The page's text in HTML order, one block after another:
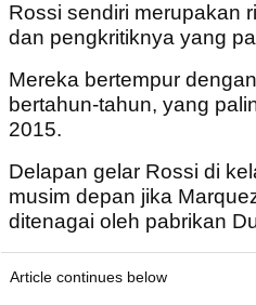
Rossi sendiri merupakan
dan pengkritiknya yang
Mereka bertempur
bertahun-tahun, yang
2015.
Delapan gelar Rossi di
musim depan jika
ditenagai oleh pabrikan
Article continues below